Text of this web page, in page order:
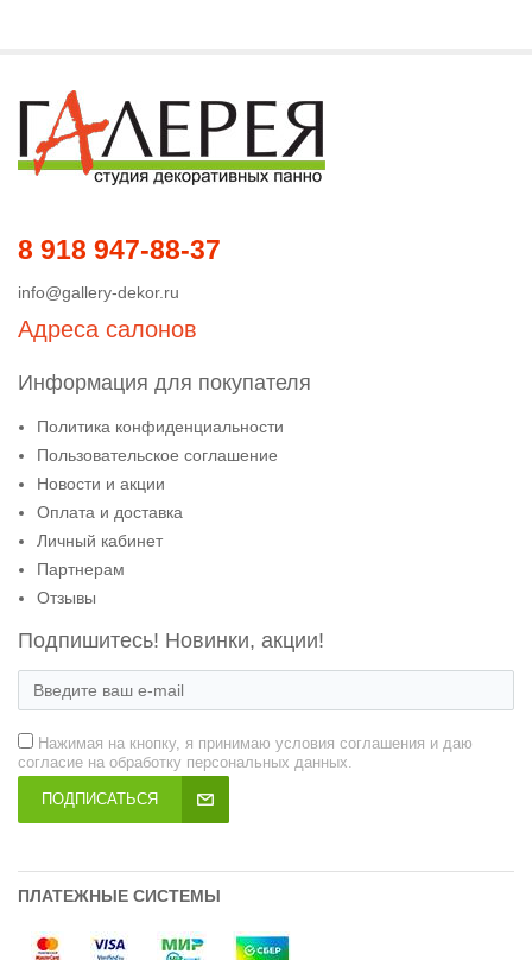
8 918 947-88-37
info@gallery-dekor.ru
Адреса салонов
Информация для покупателя
Политика конфиденциальности
Пользовательское соглашение
Новости и акции
Оплата и доставка
Личный кабинет
Партнерам
Отзывы
Подпишитесь! Новинки, акции!
Нажимая на кнопку, я принимаю условия соглашения и даю
согласие на обработку персональных данных.
ПОДПИСАТЬСЯ
ПЛАТЕЖНЫЕ СИСТЕМЫ